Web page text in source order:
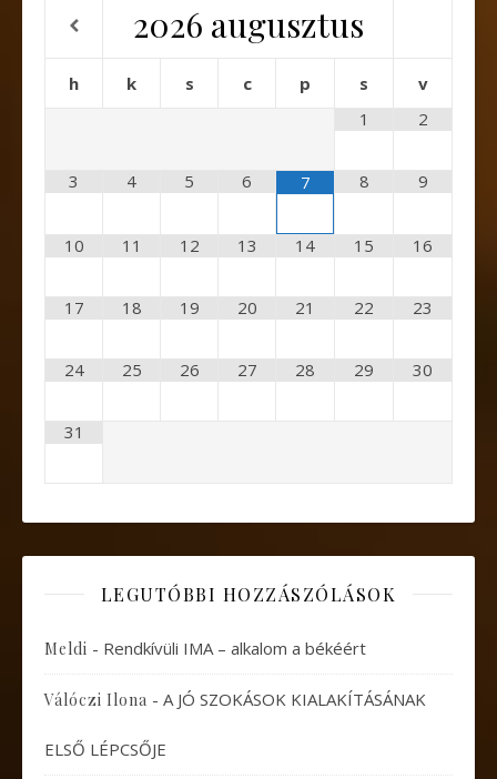
2026 augusztus
h k s c p s
v
1
2
3 4 5 6 7 8 9
10 11 12 13 14 15 16
17 18 19 20 21 22 23
24 25 26 27 28 29 30
31
LEGUTÓBBI HOZZÁSZÓLÁSOK
Meldi - Rendkívüli IMA – alkalom a békéért
Válóczi Ilona - A JÓ SZOKÁSOK KIALAKÍTÁSÁNAK
ELSŐ LÉPCSŐJE